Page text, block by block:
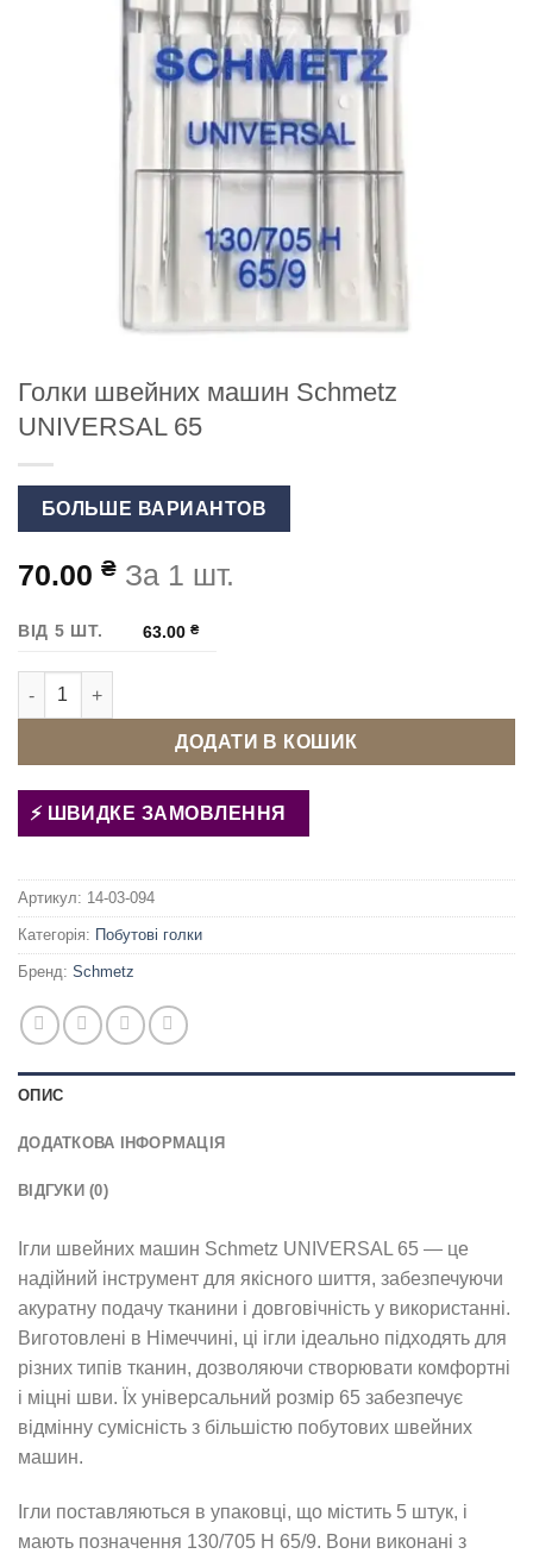
Голки швейних машин Schmetz
UNIVERSAL 65
БОЛЬШЕ ВАРИАНТОВ
70.00 ₴ За 1 шт.
ВІД 5 ШТ. 63.00₴
Голки швейних машин Schmetz UNIVERSAL 65 кількість
ДОДАТИ В КОШИК
ШВИДКЕ ЗАМОВЛЕННЯ
Артикул: 14-03-094
Категорія: Побутові голки
Бренд: Schmetz
ОПИС
ДОДАТКОВА ІНФОРМАЦІЯ
ВІДГУКИ (0)
Ігли швейних машин Schmetz UNIVERSAL 65 — це
надійний інструмент для якісного шиття, забезпечуючи
акуратну подачу тканини і довговічність у використанні.
Виготовлені в Німеччині, ці ігли ідеально підходять для
різних типів тканин, дозволяючи створювати комфортні
і міцні шви. Їх універсальний розмір 65 забезпечує
відмінну сумісність з більшістю побутових швейних
машин.
Ігли поставляються в упаковці, що містить 5 штук, і
мають позначення 130/705 H 65/9. Вони виконані з